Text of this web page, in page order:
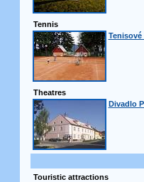
Tennis
Theatres
Divadlo
Touristic attractions